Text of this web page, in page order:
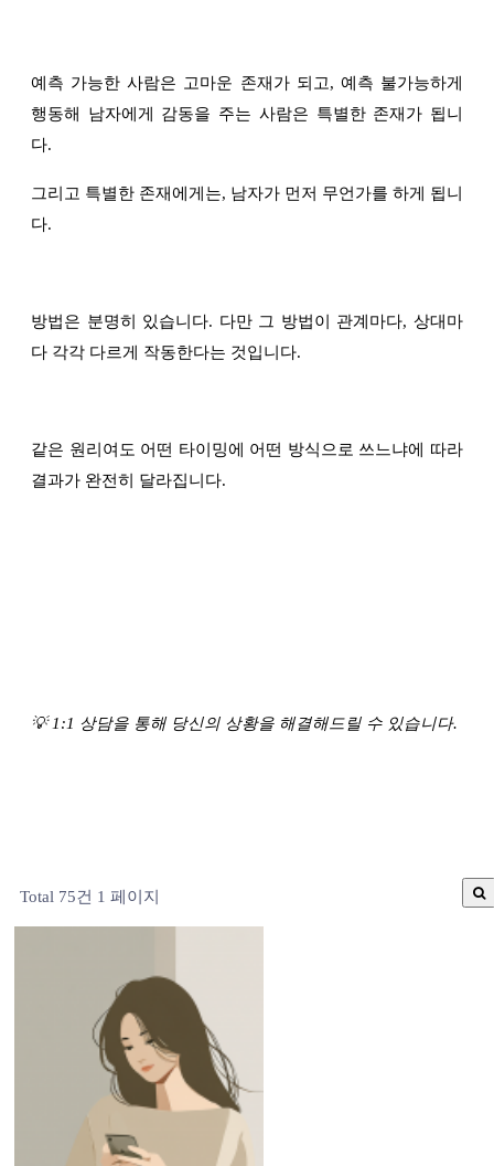
예측 가능한 사람은 고마운 존재가 되고, 예측 불가능하게
행동해 남자에게 감동을 주는 사람은 특별한 존재가 됩니
다.
그리고 특별한 존재에게는, 남자가 먼저 무언가를 하게 됩니
다.
방법은 분명히 있습니다. 다만 그 방법이 관계마다, 상대마
다 각각 다르게 작동한다는 것입니다.
같은 원리여도 어떤 타이밍에 어떤 방식으로 쓰느냐에 따라
결과가 완전히 달라집니다.
💡 1:1 상담을 통해 당신의 상황을 해결해드릴 수 있습니다.
Total 75건 1 페이지